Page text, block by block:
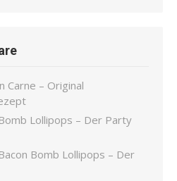
Carne – Original
Lollipops – Der Party
Bacon Bomb Lollipops – Der